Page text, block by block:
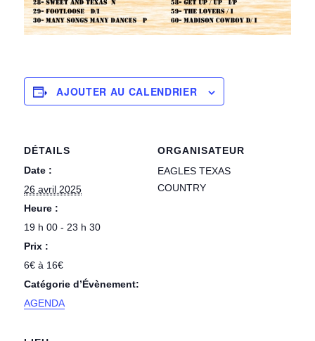
AJOUTER AU CALENDRIER
DÉTAILS
Date :
26 avril 2025
Heure :
19 h 00 - 23 h 30
Prix :
6€ à 16€
Catégorie d’Évènement:
AGENDA
ORGANISATEUR
EAGLES TEXAS
COUNTRY